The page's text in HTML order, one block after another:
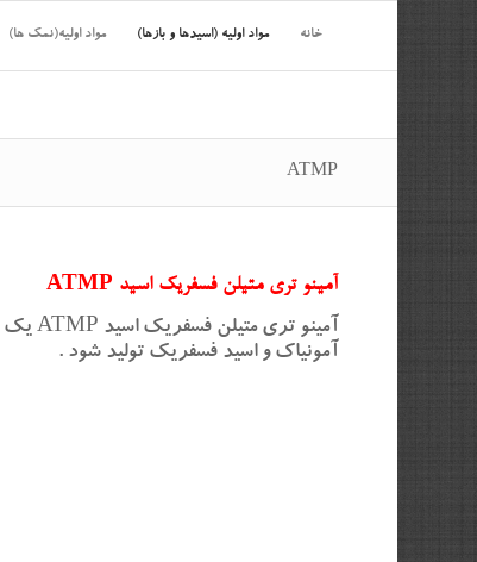
خانه مواد اولیه (اسیدها و بازها) مواد اولیه(نمک ها)
ATMP
آمینو تری متیلن فسفریک اسید ATMP
آمینو تری متیلن فسفریک اسید ATMP یک
آمونیاک و اسید فسفریک تولید شود .